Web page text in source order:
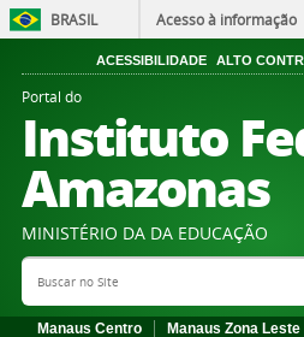
BRASIL Acesso à informação
ACESSIBILIDADE ALTO
Portal do
Instituto
Amazonas
MINISTÉRIO DA DA EDUCAÇÃO
Search Site
Manaus Centro Manaus Zona Leste